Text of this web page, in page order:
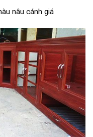
nâu cánh giá